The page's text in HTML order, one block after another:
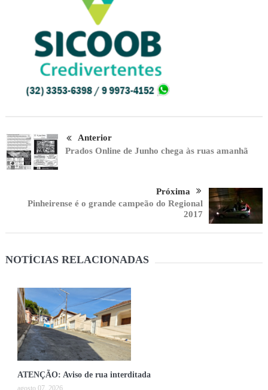
Anterior
Prados Online de Junho chega às ruas amanhã
Próxima
Pinheirense é o grande campeão do Regional
2017
NOTÍCIAS RELACIONADAS
ATENÇÃO: Aviso de rua interditada